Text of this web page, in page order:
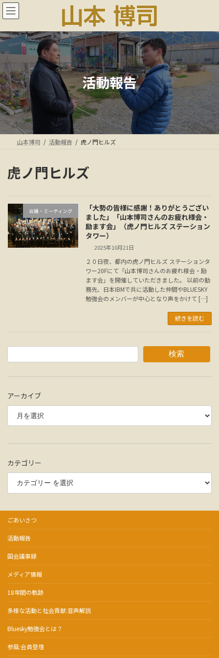
コ
ン
ン
ツ
へ
ス
キ
ッ
プ
ナ
ビ
ー
シ
ョ
ン
に
移
動
活動報告
山本博司 活動報告 虎ノ門ヒルズ
虎ノ門ヒルズ
会議・ミーティング
「大勢の皆様に感謝！ありがとうござい
ました」「山本博司さんのお疲れ様会・
励ます会」（虎ノ門ヒルズ ステーション
タワー）
2025年10月21日
２０日夜、都内の虎ノ門ヒルズ ステーションタ
ワー20Fにて「山本博司さんのお疲れ様会・励
ます会」を開催していただきました。 以前の勤
務先、日本IBMで共に活動した仲間やBLUESKY
勉強会のメンバーが中心となり声をかけて […]
続きを読む
検索
アーカイブ
カテゴリー
ごあいさつ
活動報告
国会議事録
メディア情報
18年間の軌跡
多様な活動と社会貢献:音声解説
Bluesky勉強会とは？
参風:会員登壇